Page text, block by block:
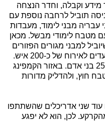
מידע וקבלה, וחדר הנצחה
תוביל לרחבה נוספת עם
עבריה מבני לימוד, מעבדות
מטבח לימודי מבשל. מכאן
למבני מגורים הפזורים
לאורך חלקו הצפוני של האתר, ומיועדים לאירוח של כ-200 איש.
לצידם יוגדר אזור לאוהלי לינה לכ-250 בני אדם. באזור הקמפינג
חוץ, ולהדליק מדורות
עוד שני אדריכלים שהשתתפו
לכן, הוא לא יפגע